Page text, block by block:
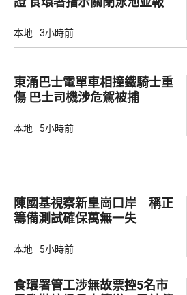
本地 3小時前
東涌巴士電單車相撞鐵騎士重
傷 巴士司機涉危駕被捕
本地 5小時前
陳國基視察新皇崗口岸 稱正
籌備測試確保萬無一失
本地 5小時前
食環署管工涉無故票控5名市